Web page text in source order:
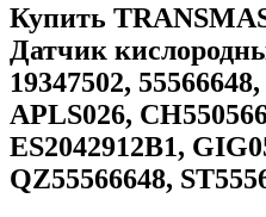
Купить
Датчик
19347502,
APLS026,
ES2042912B1,
QZ55566648,